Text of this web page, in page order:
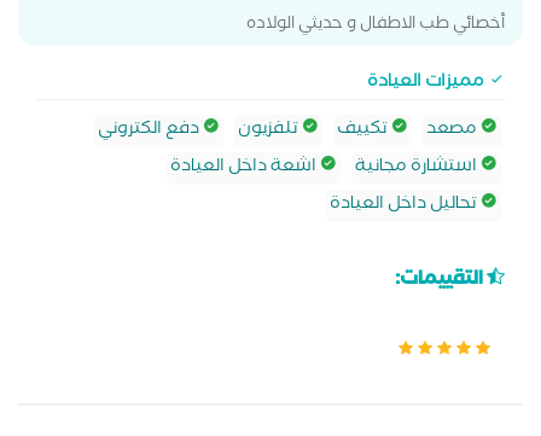
أخصائي طب الاطفال و حديثي الولاده
مميزات العيادة
مصعد
تكييف تلفزيون
دفع الكتروني
استشارة مجانية
اشعة داخل العيادة
تحاليل داخل العيادة
التقييمات: